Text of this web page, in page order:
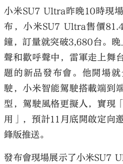
小米SU7 Ultra昨晚10時現
布，小米SU7 Ultra售價
鐘，訂量就突破3,680台。
聲和歡呼聲中，雷軍走上舞
題的新品發布會。他開場
駛，小米智能駕駛搭載端到
型，駕駛風格更擬人，實現
用」，預計11月底開啟定向
鋒版推送。
發布會現場展示了小米SU7